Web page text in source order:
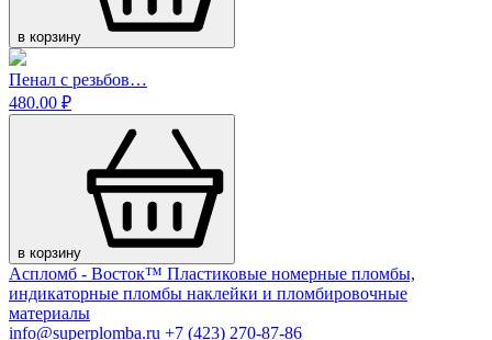
в корзину
Пенал с резьбов…
480.00 ₽
в корзину
Аспломб - Восток™ Пластиковые номерные пломбы,
индикаторные пломбы наклейки и пломбировочные
материалы
info@superplomba.ru +7 (423) 270-87-86